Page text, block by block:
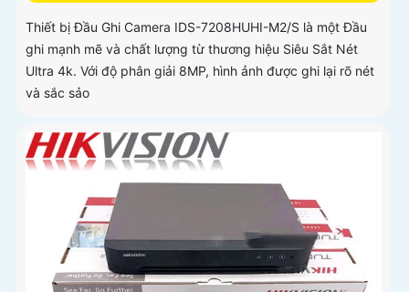
Thiết bị Đầu Ghi Camera IDS-7208HUHI-M2/S là một Đầu
ghi mạnh mẽ và chất lượng từ thương hiệu Siêu Sắt Nét
Ultra 4k. Với độ phân giải 8MP, hình ảnh được ghi lại rõ nét
và sắc sảo